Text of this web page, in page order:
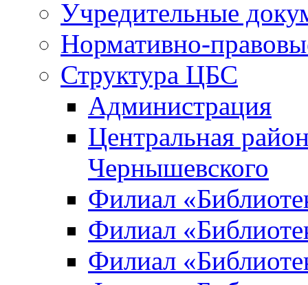
Учредительные
Нормативно-
Структура ЦБС
Администрация
Центральная
Чернышевского
Филиал
Филиал
Филиал